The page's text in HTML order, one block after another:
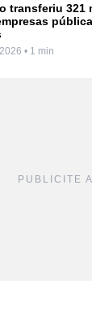
transferiu 321
• 1 min
PUBLICITE